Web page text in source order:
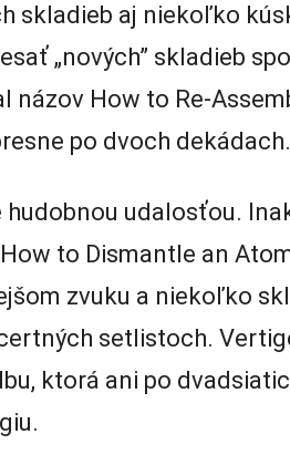
skladieb aj niekoľko
„nových” skladieb
názov How to Re-
po dvoch dekádach.
hudobnou udalosťou.
to Dismantle an
zvuku a niekoľko
setlistoch.
ktorá ani po